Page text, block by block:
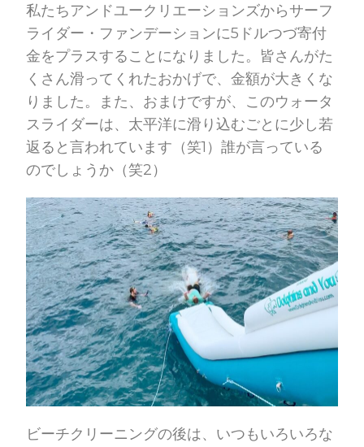
私たちアンドユークリエーションズからサーフ
ライダー・ファンデーションに5ドルつづ寄付
金をプラスすることになりました。皆さんがた
くさん滑ってくれたおかげで、金額が大きくな
りました。また、おまけですが、このウォータ
スライダーは、太平洋に滑り込むごとに少し若
返ると言われています（笑1）誰が言っている
のでしょうか（笑2）
ビーチクリーニングの後は、いつもいろいろな